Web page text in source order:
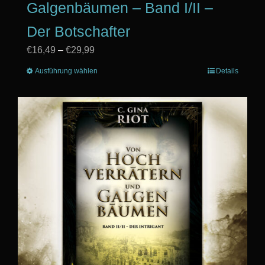
Galgenbäumen – Band I/II –
Der Botschafter
€16,49 – €29,99
bis
Ausführung wählen
weist
mehrere
Varianten
auf.
Die
Optionen
können
auf
der
Produktseite
gewählt
werden
Details